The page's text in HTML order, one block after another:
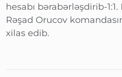
hesabı bərabərləşdirib-
Rəşad Orucov
xilas edib.